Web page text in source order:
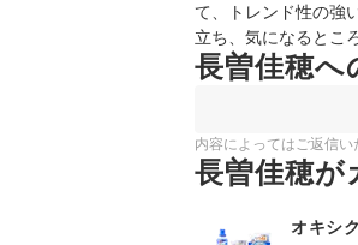
て、トレンド性の強
立ち、気になるとこ
長曽佳穂へ
内容によってはご返信い
長曽佳穂が
オキシ